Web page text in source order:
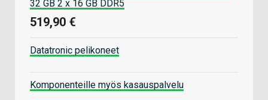
32 GB 2 x 16 GB DDR5
519,90 €
Datatronic pelikoneet
Komponenteille myös kasauspalvelu